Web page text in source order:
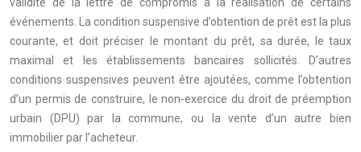
événements. La condition suspensive d’obtention de prêt est la plus
courante, et doit préciser le montant du prêt, sa durée, le taux
maximal et les établissements bancaires sollicités. D’autres
conditions suspensives peuvent être ajoutées, comme l’obtention
d’un permis de construire, le non-exercice du droit de préemption
urbain (DPU) par la commune, ou la vente d’un autre bien
immobilier par l’acheteur.